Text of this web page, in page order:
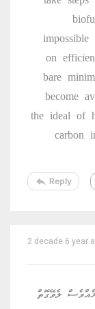
on
bare
become
the ideal of
carbon
reply Reply
2 decade 6 year
ލެވޭގޮތް